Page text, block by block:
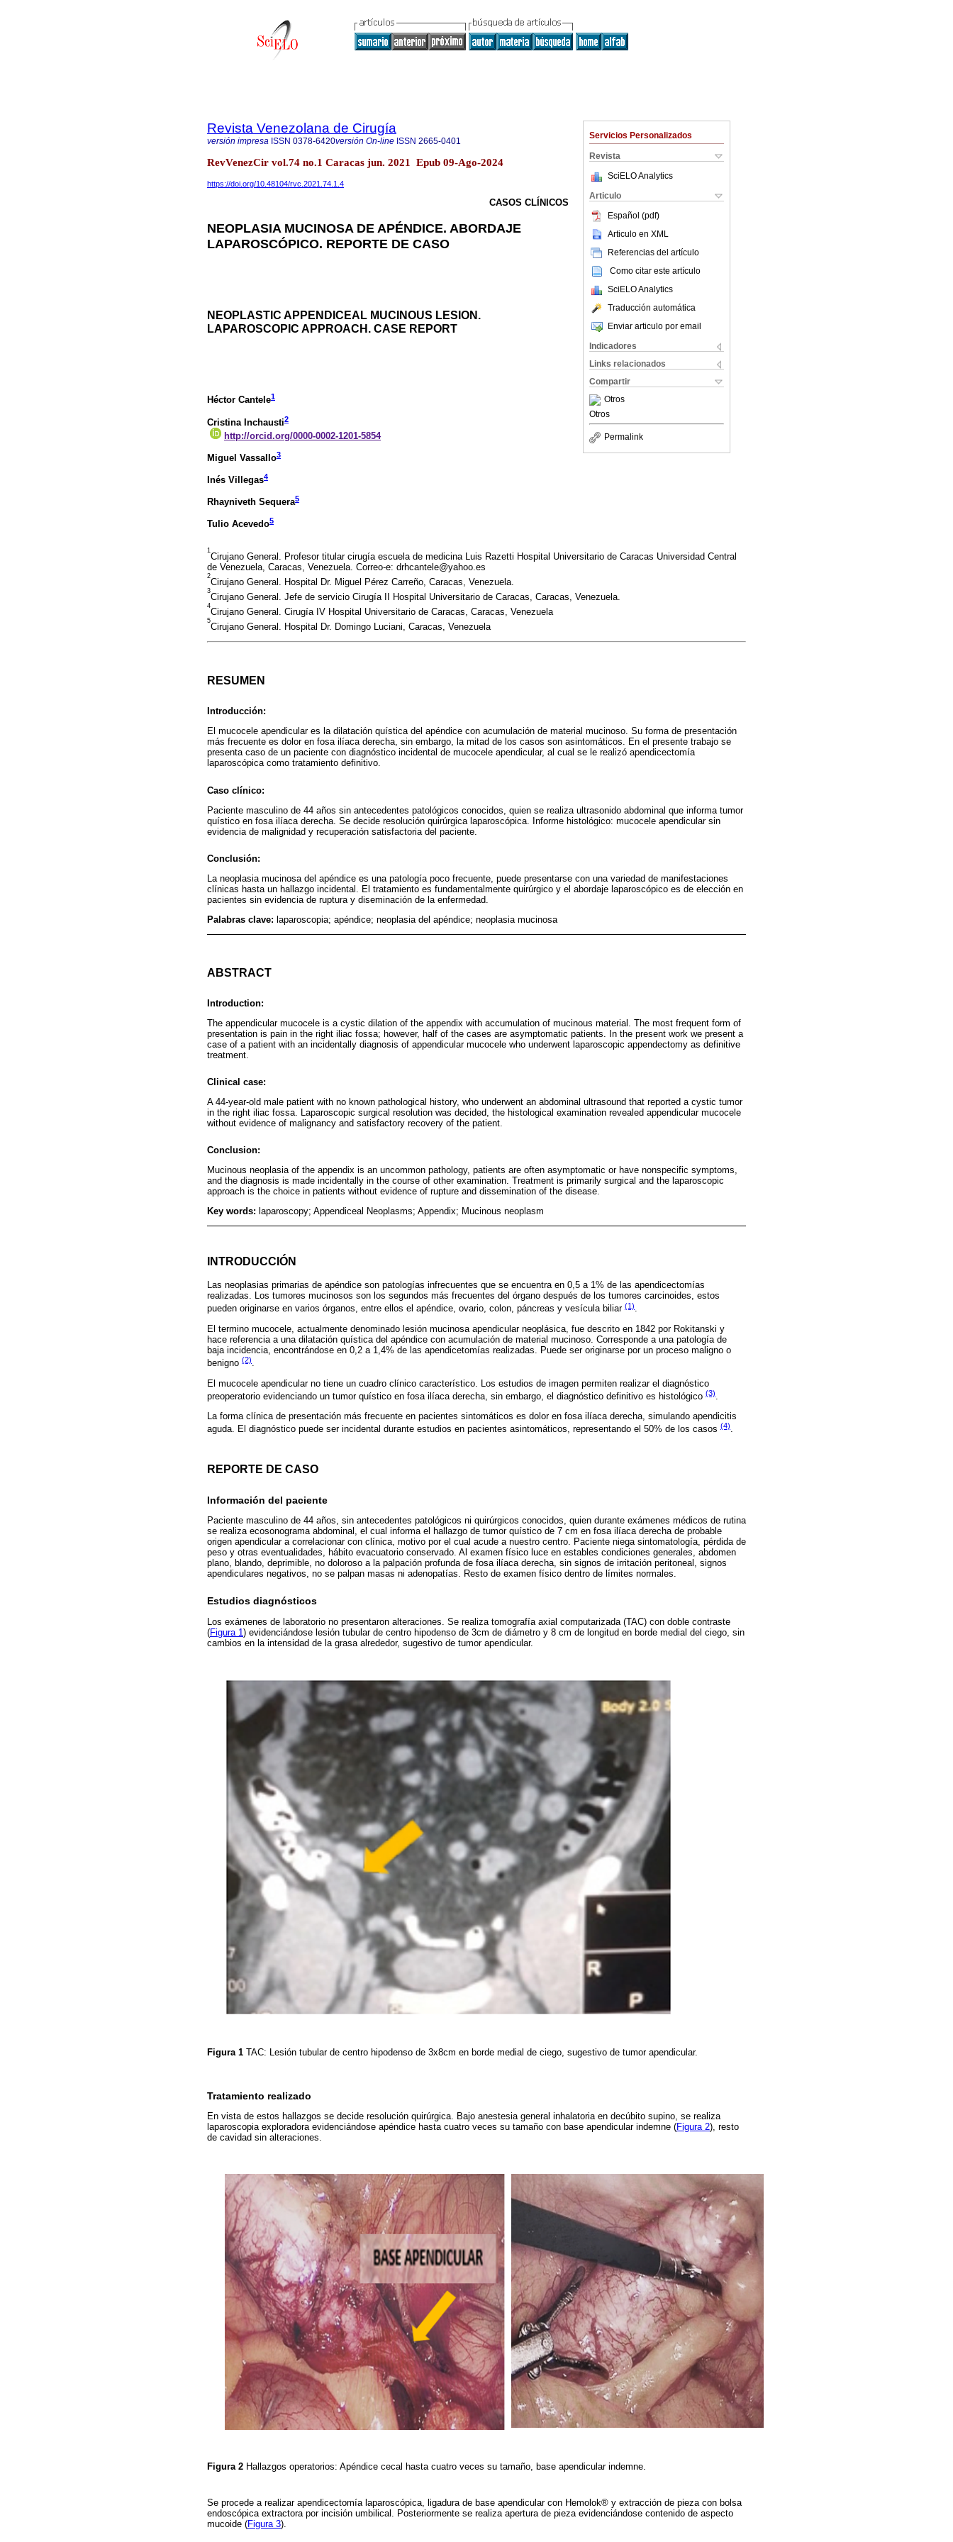
Servicios Personalizados
Revista
SciELO Analytics
Articulo
Español (pdf)
Articulo en XML
Referencias del artículo
Como citar este artículo
SciELO Analytics
Traducción automática
Enviar articulo por email
Indicadores
Links relacionados
Compartir
Otros
Otros
Permalink
Revista Venezolana de Cirugía
versión impresa ISSN 0378-6420versión On-line ISSN 2665-0401
RevVenezCir vol.74 no.1 Caracas jun. 2021 Epub 09-Ago-2024
https://doi.org/10.48104/rvc.2021.74.1.4
CASOS CLÍNICOS
NEOPLASIA MUCINOSA DE APÉNDICE. ABORDAJE
LAPAROSCÓPICO. REPORTE DE CASO
NEOPLASTIC APPENDICEAL MUCINOUS LESION.
LAPAROSCOPIC APPROACH. CASE REPORT
Héctor Cantele1
Cristina Inchausti2
http://orcid.org/0000-0002-1201-5854
Miguel Vassallo3
Inés Villegas4
Rhayniveth Sequera5
Tulio Acevedo5
1
Cirujano General. Profesor titular cirugía escuela de medicina Luis Razetti Hospital Universitario de Caracas Universidad Central
de Venezuela, Caracas, Venezuela. Correo-e: drhcantele@yahoo.es
2
Cirujano General. Hospital Dr. Miguel Pérez Carreño, Caracas, Venezuela.
3
Cirujano General. Jefe de servicio Cirugía II Hospital Universitario de Caracas, Caracas, Venezuela.
4
Cirujano General. Cirugía IV Hospital Universitario de Caracas, Caracas, Venezuela
5
Cirujano General. Hospital Dr. Domingo Luciani, Caracas, Venezuela
RESUMEN
Introducción:
El mucocele apendicular es la dilatación quística del apéndice con acumulación de material mucinoso. Su forma de presentación
más frecuente es dolor en fosa ilíaca derecha, sin embargo, la mitad de los casos son asintomáticos. En el presente trabajo se
presenta caso de un paciente con diagnóstico incidental de mucocele apendicular, al cual se le realizó apendicectomía
laparoscópica como tratamiento definitivo.
Caso clínico:
Paciente masculino de 44 años sin antecedentes patológicos conocidos, quien se realiza ultrasonido abdominal que informa tumor
quístico en fosa ilíaca derecha. Se decide resolución quirúrgica laparoscópica. Informe histológico: mucocele apendicular sin
evidencia de malignidad y recuperación satisfactoria del paciente.
Conclusión:
La neoplasia mucinosa del apéndice es una patología poco frecuente, puede presentarse con una variedad de manifestaciones
clínicas hasta un hallazgo incidental. El tratamiento es fundamentalmente quirúrgico y el abordaje laparoscópico es de elección en
pacientes sin evidencia de ruptura y diseminación de la enfermedad.
Palabras clave: laparoscopia; apéndice; neoplasia del apéndice; neoplasia mucinosa
ABSTRACT
Introduction:
The appendicular mucocele is a cystic dilation of the appendix with accumulation of mucinous material. The most frequent form of
presentation is pain in the right iliac fossa; however, half of the cases are asymptomatic patients. In the present work we present a
case of a patient with an incidentally diagnosis of appendicular mucocele who underwent laparoscopic appendectomy as definitive
treatment.
Clinical case:
A 44-year-old male patient with no known pathological history, who underwent an abdominal ultrasound that reported a cystic tumor
in the right iliac fossa. Laparoscopic surgical resolution was decided, the histological examination revealed appendicular mucocele
without evidence of malignancy and satisfactory recovery of the patient.
Conclusion:
Mucinous neoplasia of the appendix is an uncommon pathology, patients are often asymptomatic or have nonspecific symptoms,
and the diagnosis is made incidentally in the course of other examination. Treatment is primarily surgical and the laparoscopic
approach is the choice in patients without evidence of rupture and dissemination of the disease.
Key words: laparoscopy; Appendiceal Neoplasms; Appendix; Mucinous neoplasm
INTRODUCCIÓN
Las neoplasias primarias de apéndice son patologías infrecuentes que se encuentra en 0,5 a 1% de las apendicectomías
realizadas. Los tumores mucinosos son los segundos más frecuentes del órgano después de los tumores carcinoides, estos
pueden originarse en varios órganos, entre ellos el apéndice, ovario, colon, páncreas y vesícula biliar (1).
El termino mucocele, actualmente denominado lesión mucinosa apendicular neoplásica, fue descrito en 1842 por Rokitanski y
hace referencia a una dilatación quística del apéndice con acumulación de material mucinoso. Corresponde a una patología de
baja incidencia, encontrándose en 0,2 a 1,4% de las apendicetomías realizadas. Puede ser originarse por un proceso maligno o
benigno (2).
El mucocele apendicular no tiene un cuadro clínico característico. Los estudios de imagen permiten realizar el diagnóstico
preoperatorio evidenciando un tumor quístico en fosa ilíaca derecha, sin embargo, el diagnóstico definitivo es histológico (3)
La forma clínica de presentación más frecuente en pacientes sintomáticos es dolor en fosa ilíaca derecha, simulando apendicitis
aguda. El diagnóstico puede ser incidental durante estudios en pacientes asintomáticos, representando el 50% de los casos (4).
REPORTE DE CASO
Información del paciente
Paciente masculino de 44 años, sin antecedentes patológicos ni quirúrgicos conocidos, quien durante exámenes médicos de rutina
se realiza ecosonograma abdominal, el cual informa el hallazgo de tumor quístico de 7 cm en fosa ilíaca derecha de probable
origen apendicular a correlacionar con clínica, motivo por el cual acude a nuestro centro. Paciente niega sintomatología, pérdida de
peso y otras eventualidades, hábito evacuatorio conservado. Al examen físico luce en estables condiciones generales, abdomen
plano, blando, deprimible, no doloroso a la palpación profunda de fosa ilíaca derecha, sin signos de irritación peritoneal, signos
apendiculares negativos, no se palpan masas ni adenopatías. Resto de examen físico dentro de límites normales.
Estudios diagnósticos
Los exámenes de laboratorio no presentaron alteraciones. Se realiza tomografía axial computarizada (TAC) con doble contraste
(Figura 1) evidenciándose lesión tubular de centro hipodenso de 3cm de diámetro y 8 cm de longitud en borde medial del ciego, sin
cambios en la intensidad de la grasa alrededor, sugestivo de tumor apendicular.
Figura 1 TAC: Lesión tubular de centro hipodenso de 3x8cm en borde medial de ciego, sugestivo de tumor apendicular.
Tratamiento realizado
En vista de estos hallazgos se decide resolución quirúrgica. Bajo anestesia general inhalatoria en decúbito supino, se realiza
laparoscopia exploradora evidenciándose apéndice hasta cuatro veces su tamaño con base apendicular indemne (Figura 2), resto
de cavidad sin alteraciones.
Figura 2 Hallazgos operatorios: Apéndice cecal hasta cuatro veces su tamaño, base apendicular indemne.
Se procede a realizar apendicectomía laparoscópica, ligadura de base apendicular con Hemolok® y extracción de pieza con bolsa
endoscópica extractora por incisión umbilical. Posteriormente se realiza apertura de pieza evidenciándose contenido de aspecto
mucoide (Figura 3).